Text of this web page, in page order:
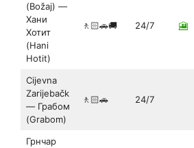
(Božaj) —
Хани
Хотит
(Hani
Hotit)
🚶🏻🚗🚚 24/7 🎦
Cijevna
Zarijebačk
— Грабом
(Grabom)
🚶🏻🚗 24/7
Грнчар